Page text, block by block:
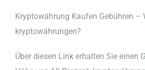
Kryptowährung Kaufen Gebühren –
kryptowährungen?
Über diesen Link erhalten Sie einen